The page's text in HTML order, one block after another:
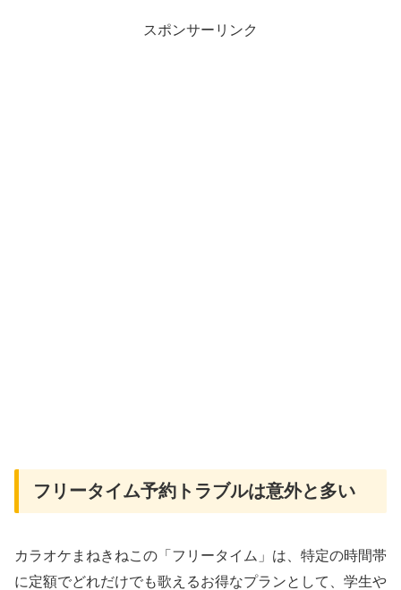
スポンサーリンク
フリータイム予約トラブルは意外と多い
カラオケまねきねこの「フリータイム」は、特定の時間帯
に定額でどれだけでも歌えるお得なプランとして、学生や